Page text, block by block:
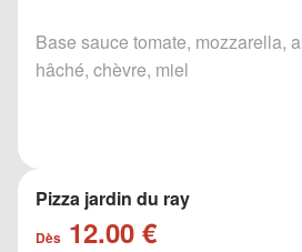
Base sauce tomate, mozzarella,
hâché, chèvre, miel
Pizza jardin du ray
Dès 12.00 €